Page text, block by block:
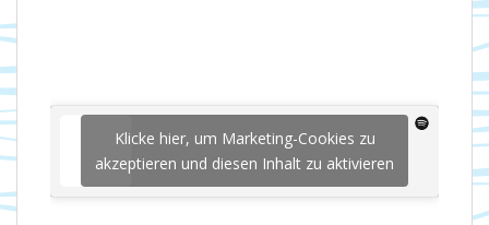
Klicke hier, um Marketing-Cookies zu
akzeptieren und diesen Inhalt zu aktivieren